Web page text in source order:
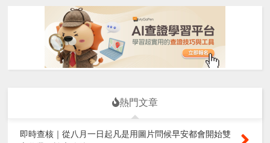
熱門文章
即時查核｜從八月一日起凡是用圖片問候早安都會開始雙